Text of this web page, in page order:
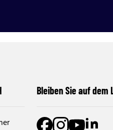
Bleiben Sie auf dem